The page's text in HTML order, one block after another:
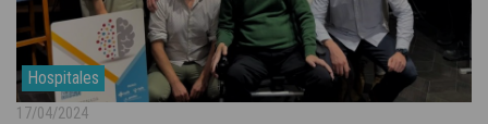
Hospitales
17/04/2024